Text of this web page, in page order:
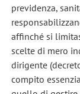
previdenza,
affinché si
scelte di mero
dirigente
compito